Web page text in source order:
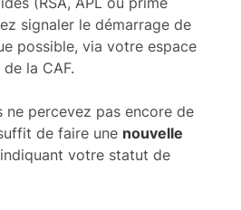
signaler le démarrage de
possible, via votre espace
la CAF.
ne percevez pas encore de
de faire une nouvelle
votre statut de